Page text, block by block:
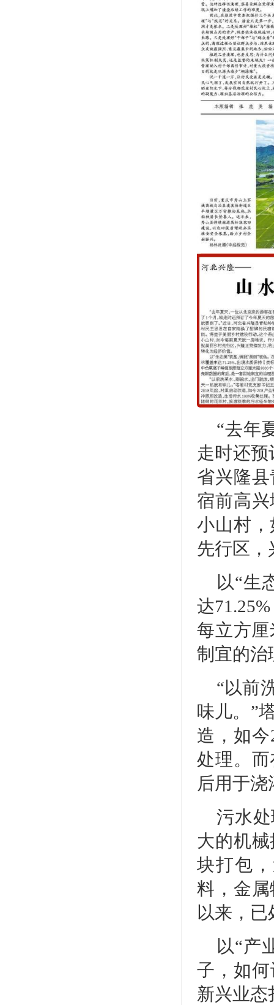
“去年
走时还
省兴隆
宿前高
小山村
先行区，
以“生
达
每立方
制宜的治
“以前
味儿。”
造，如
处理。
后用于
污水
大的机
块打包
料，金
以来，
以“产
子，如
新兴业态